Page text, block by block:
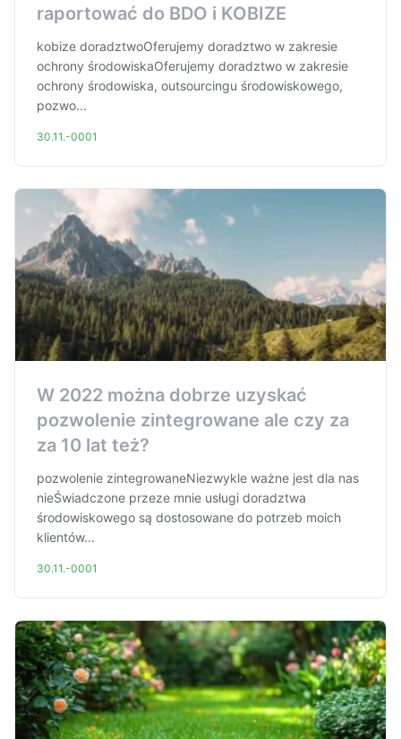
raportować do BDO i KOBIZE
kobize doradztwoOferujemy doradztwo w zakresie
ochrony środowiskaOferujemy doradztwo w zakresie
ochrony środowiska, outsourcingu środowiskowego,
pozwo...
30.11.-0001
W 2022 można dobrze uzyskać
pozwolenie zintegrowane ale czy za
za 10 lat też?
pozwolenie zintegrowaneNiezwykle ważne jest dla nas
nieŚwiadczone przeze mnie usługi doradztwa
środowiskowego są dostosowane do potrzeb moich
klientów...
30.11.-0001